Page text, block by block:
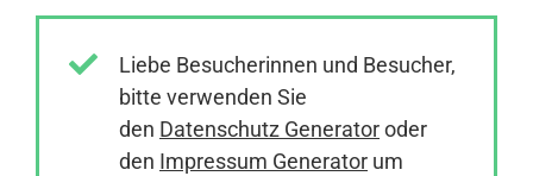
Pressemitteilungen
Liebe Besucherinnen und Besucher,
bitte verwenden Sie
den Datenschutz Generatoroder
den Impressum Generator um